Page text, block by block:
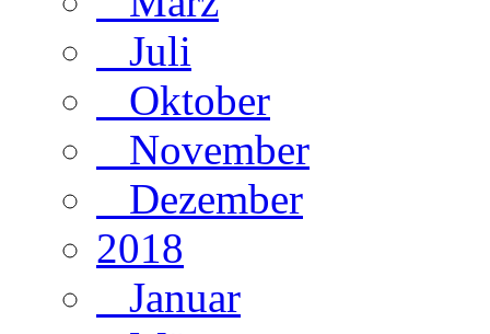
Juli
Oktober
November
Dezember
2018
Januar